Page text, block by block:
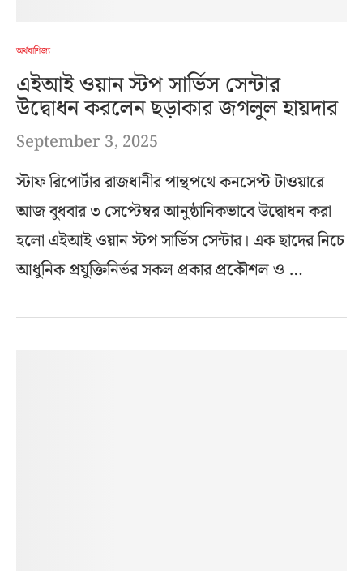
অর্থবাণিজ্য
এইআই ওয়ান স্টপ সার্ভিস সেন্টার
উদ্বোধন করলেন ছড়াকার জগলুল হায়দার
September 3, 2025
স্টাফ রিপোর্টার রাজধানীর পান্থপথে কনসেপ্ট টাওয়ারে
আজ বুধবার ৩ সেপ্টেম্বর আনুষ্ঠানিকভাবে উদ্বোধন করা
হলো এইআই ওয়ান স্টপ সার্ভিস সেন্টার। এক ছাদের নিচে
আধুনিক প্রযুক্তিনির্ভর সকল প্রকার প্রকৌশল ও …